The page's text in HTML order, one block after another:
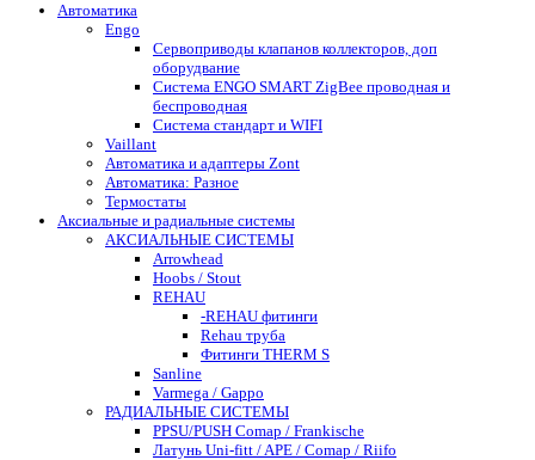
Автоматика
Engo
Сервоприводы клапанов коллекторов, доп
оборудвание
Система ENGO SMART ZigBee проводная и
беспроводная
Система стандарт и WIFI
Vaillant
Автоматика и адаптеры Zont
Автоматика: Разное
Термостаты
Аксиальные и радиальные системы
АКСИАЛЬНЫЕ СИСТЕМЫ
Arrowhead
Hoobs / Stout
REHAU
-REHAU фитинги
Rehau труба
Фитинги THERM S
Sanline
Varmega / Gappo
РАДИАЛЬНЫЕ СИСТЕМЫ
PPSU/PUSH Comap / Frankische
Латунь Uni-fitt / APE / Comap / Riifo